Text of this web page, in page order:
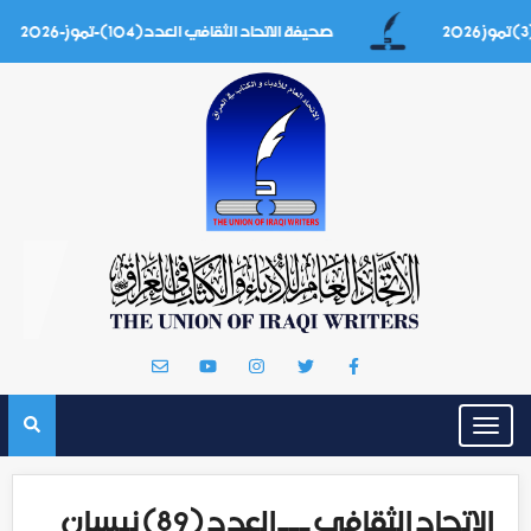
صحيفة الاتحاد الثقافي العدد(104)-تموز-2026
Toggle
navigation
الاتحاد الثقافي ـــ العدد (89) نيسان